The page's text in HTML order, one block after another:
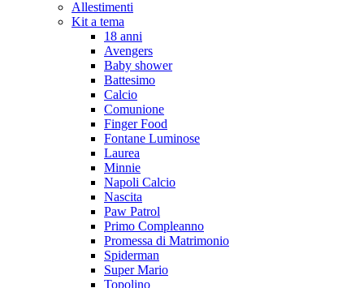
Allestimenti
Kit a tema
18 anni
Avengers
Baby shower
Battesimo
Calcio
Comunione
Finger Food
Fontane Luminose
Laurea
Minnie
Napoli Calcio
Nascita
Paw Patrol
Primo Compleanno
Promessa di Matrimonio
Spiderman
Super Mario
Topolino